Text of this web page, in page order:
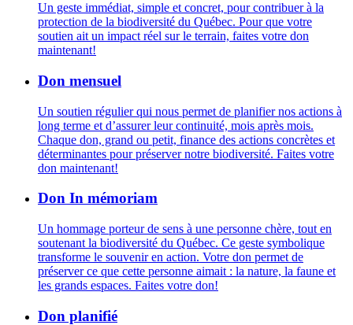
Un geste immédiat, simple et concret, pour contribuer à la
protection de la biodiversité du Québec. Pour que votre
soutien ait un impact réel sur le terrain, faites votre don
maintenant!
Don mensuel
Un soutien régulier qui nous permet de planifier nos actions à
long terme et d’assurer leur continuité, mois après mois.
Chaque don, grand ou petit, finance des actions concrètes et
déterminantes pour préserver notre biodiversité. Faites votre
don maintenant!
Don In mémoriam
Un hommage porteur de sens à une personne chère, tout en
soutenant la biodiversité du Québec. Ce geste symbolique
transforme le souvenir en action. Votre don permet de
préserver ce que cette personne aimait : la nature, la faune et
les grands espaces. Faites votre don!
Don planifié